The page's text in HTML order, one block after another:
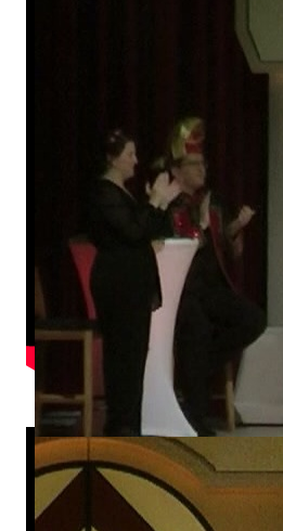
Dance-Kids